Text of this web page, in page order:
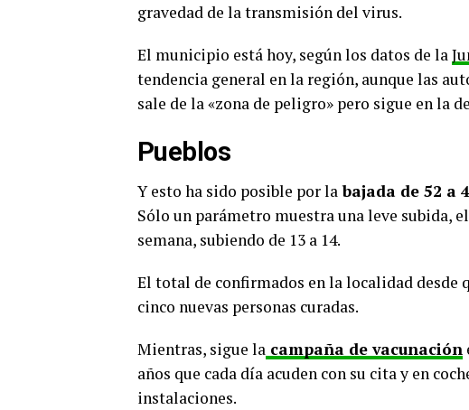
gravedad de la transmisión del virus.
El municipio está hoy, según los datos de la
tendencia general en la región, aunque las
sale de la «zona de peligro» pero sigue en la
Pueblos
Y esto ha sido posible por labajada de 52 a
Sólo un parámetro muestra una leve subida,
semana, subiendo de 13 a 14.
El total de confirmados en la localidad desde
cinco nuevas personas curadas.
Mientras, sigue la campaña de vacunación
años que cada día acuden con su cita y en
instalaciones.